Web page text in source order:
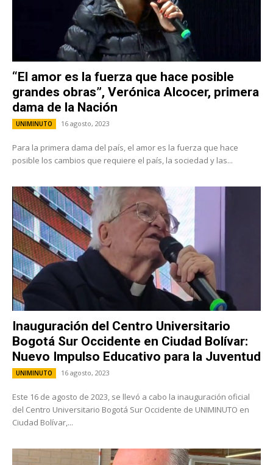
“El amor es la fuerza que hace posible
grandes obras”, Verónica Alcocer, primera
dama de la Nación
UNIMINUTO 16 agosto, 2023
Para la primera dama del país, el amor es la fuerza que hace
posible los cambios que requiere el país, la sociedad y las...
Inauguración del Centro Universitario
Bogotá Sur Occidente en Ciudad Bolívar:
Nuevo Impulso Educativo para la Juventud
UNIMINUTO 16 agosto, 2023
Este 16 de agosto de 2023, se llevó a cabo la inauguración oficial
del Centro Universitario Bogotá Sur Occidente de UNIMINUTO en
Ciudad Bolívar,...